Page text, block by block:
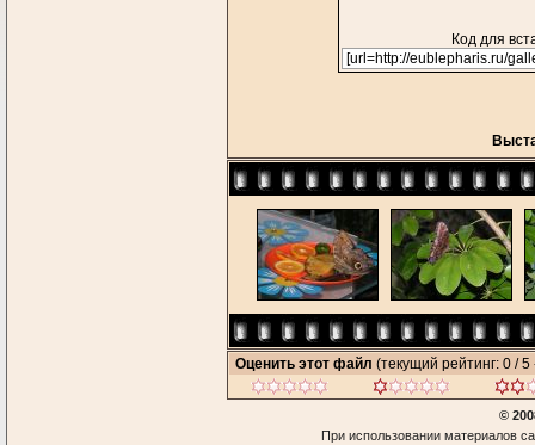
Код для
Оценить этот файл (текущий рейтинг: 0 / 5
©
При использовании материалов